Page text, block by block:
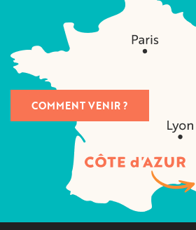
COMMENT VENIR ?